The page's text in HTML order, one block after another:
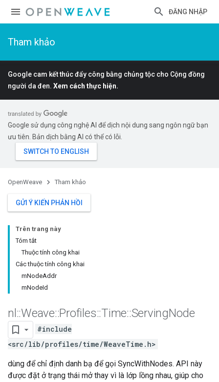
ĐĂNG NHẬP
Tham khảo
Google cam kết thúc đẩy công bằng chủng tộc cho Cộng đồng
người da đen. Xem cách thực hiện.
Google sử dụng công nghệ AI để dịch nội dung sang ngôn ngữ bạn
ưu tiên. Bản dịch bằng AI có thể có lỗi.
OpenWeave Tham khảo
GỬI Ý KIẾN PHẢN HỒI
Trên trang này
Tóm tắt
Thuộc tính công khai
Các thuộc tính công khai
mNodeAddr
mNodeId
nl ::Weave::Profiles::Time::ServingNode
#include
<src/lib/profiles/time/WeaveTime.h>
dùng để chỉ định danh bạ để gọi SyncWithNodes. API này
được đặt ở trạng thái mở thay vì là lớp lồng nhau, giúp cho